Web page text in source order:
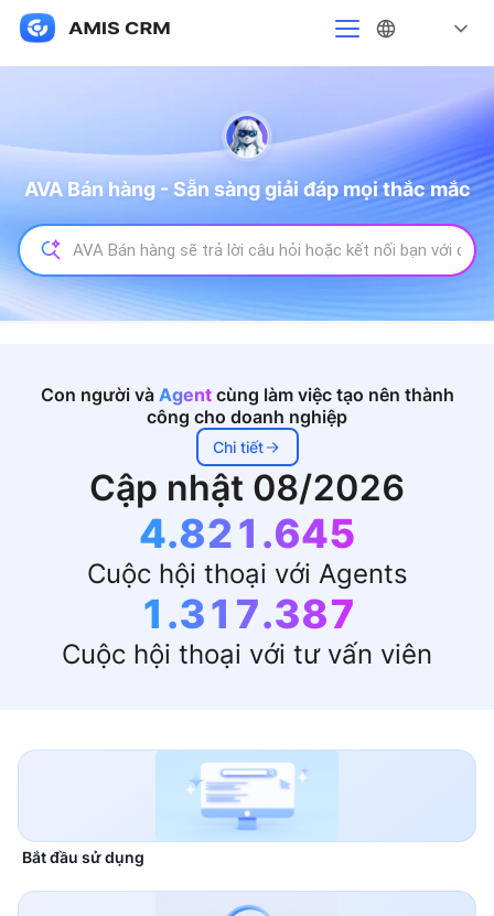
AVA Bán hàng - Sẵn sàng giải đáp mọi thắc mắc
Tìm
kiếm
cho
Con người và Agentcùng làm việc tạo nên thành
công cho doanh nghiệp
Chi tiết
Cập nhật 08/2026
4.821.645
Cuộc hội thoại với Agents
1.317.387
Cuộc hội thoại với tư vấn viên
Bắt đầu sử dụng